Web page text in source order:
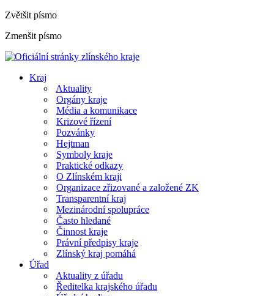
Zvětšit písmo
Zmenšit písmo
Kraj
Aktuality
Orgány kraje
Média a komunikace
Krizové řízení
Pozvánky
Hejtman
Symboly kraje
Praktické odkazy
O Zlínském kraji
Organizace zřizované a založené ZK
Transparentní kraj
Mezinárodní spolupráce
Často hledané
Činnost kraje
Právní předpisy kraje
Zlínský kraj pomáhá
Úřad
Aktuality z úřadu
Ředitelka krajského úřadu